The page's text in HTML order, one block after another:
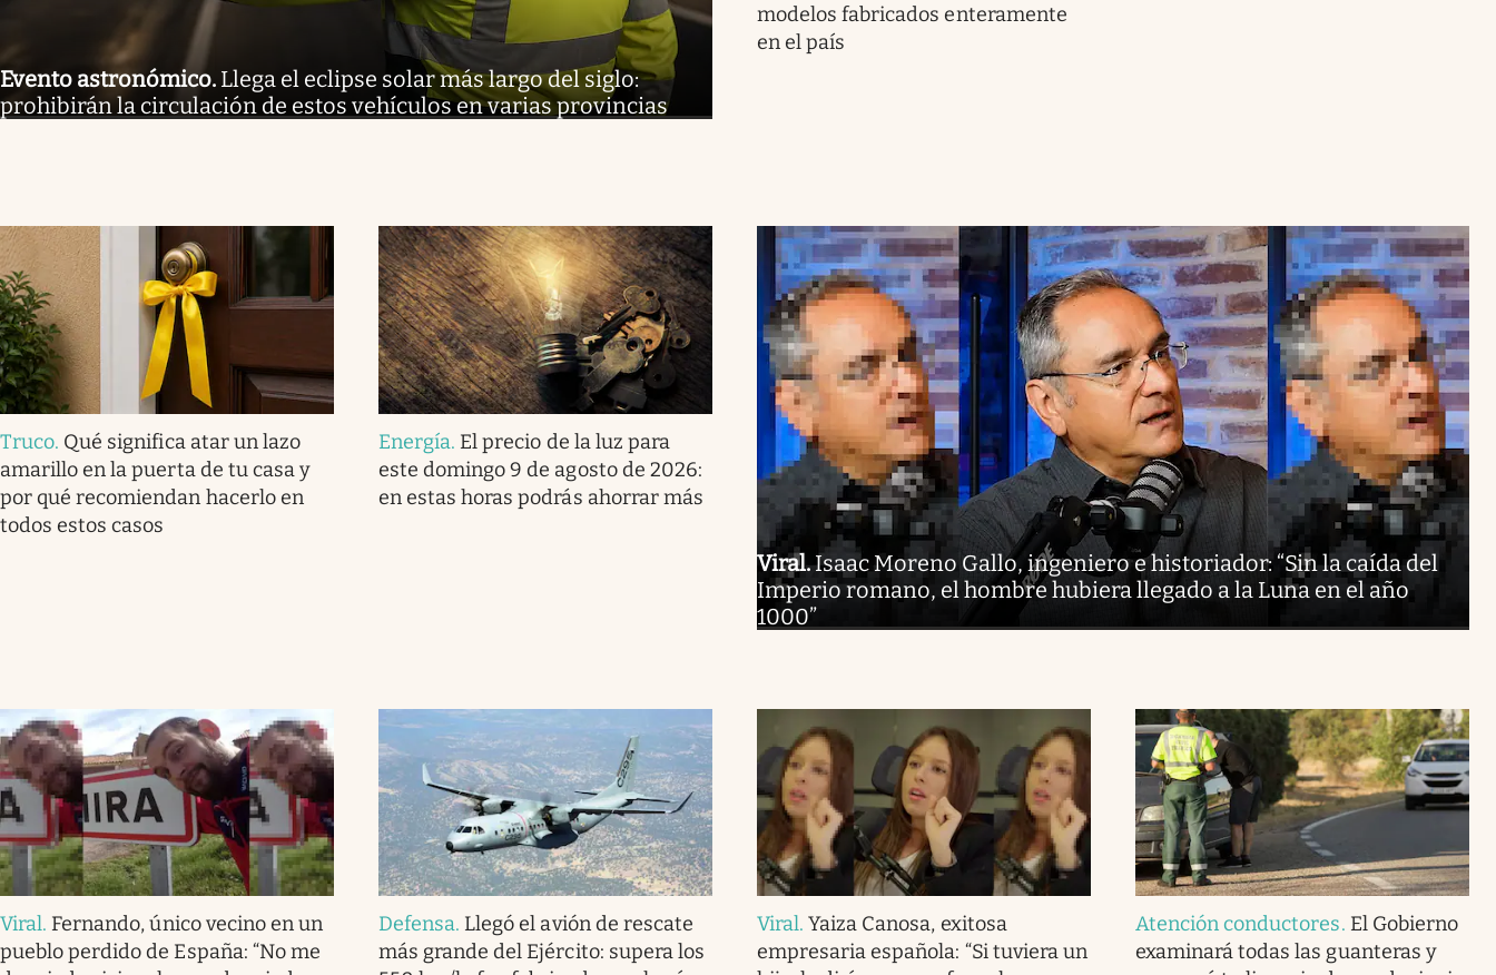
Evento astronómico. Llega el eclipse solar más largo del siglo:
prohibirán la circulación de estos vehículos en varias provincias
modelos fabricados enteramente
en el país
Truco. Qué significa atar un lazo
amarillo en la puerta de tu casa y
por qué recomiendan hacerlo en
todos estos casos
Energía. El precio de la luz para
este domingo 9 de agosto de 2026:
en estas horas podrás ahorrar más
Viral.Isaac Moreno Gallo, ingeniero e historiador: “Sin la caída del
Imperio romano, el hombre hubiera llegado a la Luna en el año
1000”
Viral. Fernando, único vecino en un
pueblo perdido de España: “No me
Defensa. Llegó el avión de rescate
más grande del Ejército: supera los
Viral.Yaiza Canosa, exitosa
empresaria española: “Si tuviera un
Atención conductores. El Gobierno
examinará todas las guanteras y